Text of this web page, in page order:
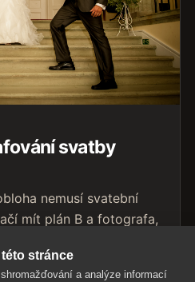
svatby
nemusí svatební
mít plán B a fotografa,
stránce
a analýze informací